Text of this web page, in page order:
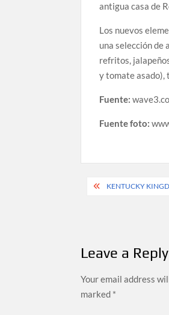
antigua casa de
Los nuevos
una selección de
refritos,
y tomate asado),
Fuente:
Fuente foto:
PostKENTUCKY
Leave a Reply
Your email address
marked *